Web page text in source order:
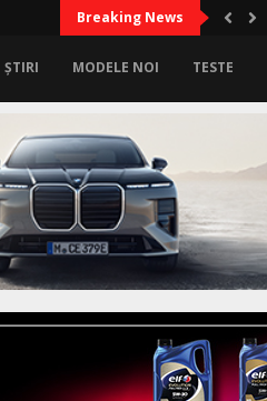
Breaking News
ȘTIRI MODELE NOI TESTE